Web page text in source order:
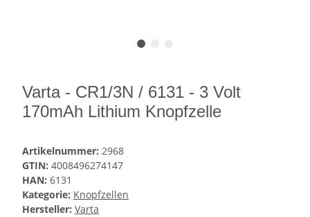
Varta - CR1/3N / 6131 - 3 Volt
170mAh Lithium Knopfzelle
Artikelnummer: 2968
GTIN: 4008496274147
HAN: 6131
Kategorie: Knopfzellen
Hersteller: Varta